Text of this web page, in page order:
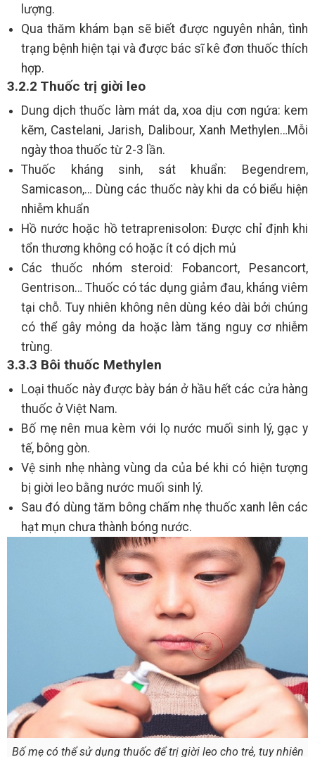
lượng.
Qua thăm khám bạn sẽ biết được nguyên nhân, tình
trạng bệnh hiện tại và được bác sĩ kê đơn thuốc thích
hợp.
3.2.2 Thuốc trị giời leo
Dung dịch thuốc làm mát da, xoa dịu cơn ngứa: kem
kẽm, Castelani, Jarish, Dalibour, Xanh Methylen…Mỗi
ngày thoa thuốc từ 2-3 lần.
Thuốc kháng sinh, sát khuẩn: Begendrem,
Samicason,… Dùng các thuốc này khi da có biểu hiện
nhiễm khuẩn
Hồ nước hoặc hồ tetraprenisolon: Được chỉ định khi
tổn thương không có hoặc ít có dịch mủ
Các thuốc nhóm steroid: Fobancort, Pesancort,
Gentrison… Thuốc có tác dụng giảm đau, kháng viêm
tại chỗ. Tuy nhiên không nên dùng kéo dài bởi chúng
có thể gây mỏng da hoặc làm tăng nguy cơ nhiễm
trùng.
3.3.3 Bôi thuốc Methylen
Loại thuốc này được bày bán ở hầu hết các cửa hàng
thuốc ở Việt Nam.
Bố mẹ nên mua kèm với lọ nước muối sinh lý, gạc y
tế, bông gòn.
Vệ sinh nhẹ nhàng vùng da của bé khi có hiện tượng
bị giời leo bằng nước muối sinh lý.
Sau đó dùng tăm bông chấm nhẹ thuốc xanh lên các
hạt mụn chưa thành bóng nước.
Bố mẹ có thể sử dụng thuốc để trị giời leo cho trẻ, tuy nhiên